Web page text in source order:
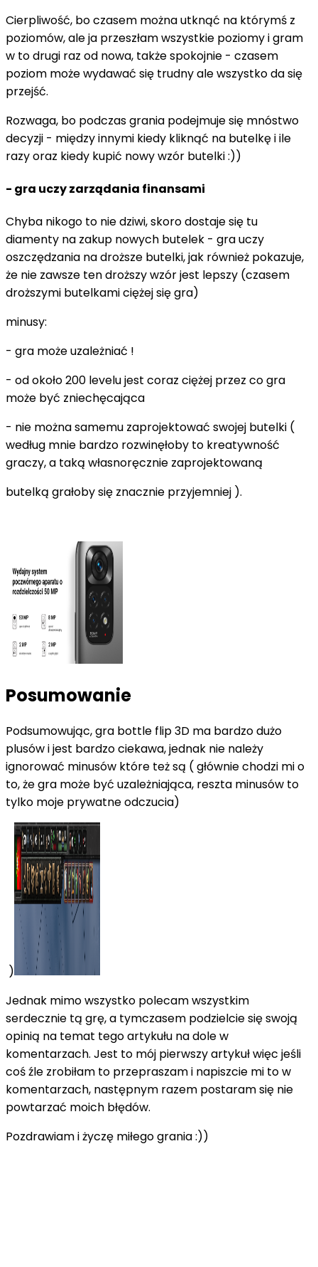
Cierpliwość, bo czasem można utknąć na którymś z
poziomów, ale ja przeszłam wszystkie poziomy i gram
w to drugi raz od nowa, także spokojnie - czasem
poziom może wydawać się trudny ale wszystko da się
przejść.
Rozwaga, bo podczas grania podejmuje się mnóstwo
decyzji - między innymi kiedy kliknąć na butelkę i ile
razy oraz kiedy kupić nowy wzór butelki :))
- gra uczy zarządania finansami
Chyba nikogo to nie dziwi, skoro dostaje się tu
diamenty na zakup nowych butelek - gra uczy
oszczędzania na droższe butelki, jak również pokazuje,
że nie zawsze ten droższy wzór jest lepszy (czasem
droższymi butelkami ciężej się gra)
minusy:
- gra może uzależniać !
- od około 200 levelu jest coraz ciężej przez co gra
może być zniechęcająca
- nie można samemu zaprojektować swojej butelki (
według mnie bardzo rozwinęłoby to kreatywność
graczy, a taką własnoręcznie zaprojektowaną
butelką grałoby się znacznie przyjemniej ).
Posumowanie
Podsumowując, gra bottle flip 3D ma bardzo dużo
plusów i jest bardzo ciekawa, jednak nie należy
ignorować minusów które też są ( głównie chodzi mi o
to, że gra może być uzależniająca, reszta minusów to
tylko moje prywatne odczucia)
)
Jednak mimo wszystko polecam wszystkim
serdecznie tą grę, a tymczasem podzielcie się swoją
opinią na temat tego artykułu na dole w
komentarzach. Jest to mój pierwszy artykuł więc jeśli
coś źle zrobiłam to przepraszam i napiszcie mi to w
komentarzach, następnym razem postaram się nie
powtarzać moich błędów.
Pozdrawiam i życzę miłego grania :))